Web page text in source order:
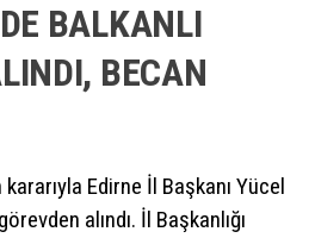
BALKANLI
BECAN
Edirne İl Başkanı Yücel
alındı. İl Başkanlığı